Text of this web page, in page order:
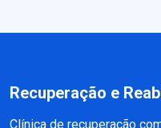
Recuperação e
Clínica de recuperação